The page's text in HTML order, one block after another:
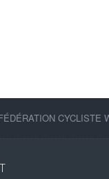
CYCLISTE